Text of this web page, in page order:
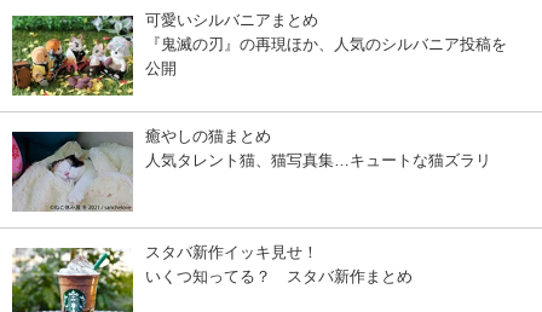
可愛いシルバニアまとめ
『鬼滅の刃』の再現ほか、人気のシルバニア投稿を
公開
癒やしの猫まとめ
人気タレント猫、猫写真集…キュートな猫ズラリ
スタバ新作イッキ見せ！
いくつ知ってる？ スタバ新作まとめ